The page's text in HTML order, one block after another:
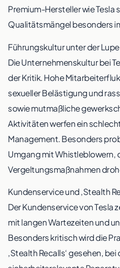
Premium-Hersteller wie Tesla
Qualitätsmängel besonders
Führungskultur unter der Lupe
Die Unternehmenskultur bei
der Kritik. Hohe
sexueller Belästigung und
sowie mutmaßliche
Aktivitäten werfen ein
Management. Besonders
Umgang mit Whistleblowern,
Vergeltungsmaßnahmen
Kundenservice und ‚Stealth
Der Kundenservice von Tesla
mit langen Wartezeiten und
Besonders kritisch wird die
‚Stealth Recalls‘ gesehen, bei